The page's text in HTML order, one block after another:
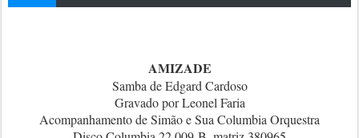
AMIZADE
Samba de Edgard Cardoso
Gravado por Leonel Faria
Acompanhamento de Simão e Sua Columbia Orquestra